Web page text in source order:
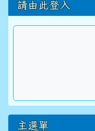
請由此登入
主選單